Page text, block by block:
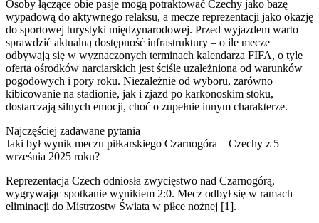
Osoby łączące obie pasje mogą potraktować Czechy jako bazę
wypadową do aktywnego relaksu, a mecze reprezentacji jako okazję
do sportowej turystyki międzynarodowej. Przed wyjazdem warto
sprawdzić aktualną dostępność infrastruktury – o ile mecze
odbywają się w wyznaczonych terminach kalendarza FIFA, o tyle
oferta ośrodków narciarskich jest ściśle uzależniona od warunków
pogodowych i pory roku. Niezależnie od wyboru, zarówno
kibicowanie na stadionie, jak i zjazd po karkonoskim stoku,
dostarczają silnych emocji, choć o zupełnie innym charakterze.
Najczęściej zadawane pytania
Jaki był wynik meczu piłkarskiego Czarnogóra – Czechy z 5
września 2025 roku?
Reprezentacja Czech odniosła zwycięstwo nad Czarnogórą,
wygrywając spotkanie wynikiem 2:0. Mecz odbył się w ramach
eliminacji do Mistrzostw Świata w piłce nożnej [1].